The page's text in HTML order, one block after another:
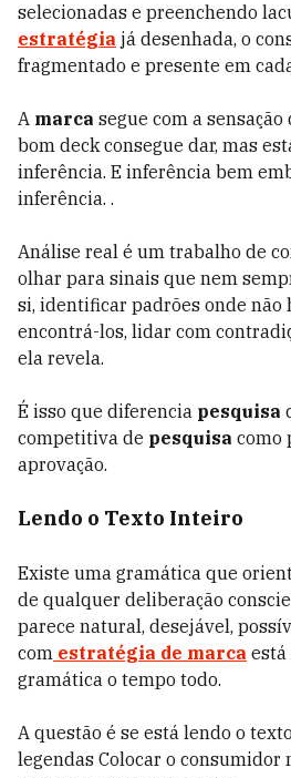
selecionadas e preenchendo
estratégia já desenhada, o
fragmentado e presente em
A marca segue com a
bom deck consegue dar, mas
inferência. E inferência bem
inferência. .
Análise real é um trabalho de
olhar para sinais que nem
si, identificar padrões onde não
encontrá-los, lidar com
ela revela.
É isso que diferencia pesquisa
competitiva de pesquisa como
aprovação.
Lendo o Texto Inteiro
Existe uma gramática que
de qualquer deliberação
parece natural, desejável,
com estratégia de marca está
gramática o tempo todo.
A questão é se está lendo o
legendas Colocar o consumidor